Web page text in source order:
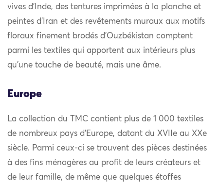
vives d’Inde, des tentures imprimées à la planche et
peintes d’Iran et des revêtements muraux aux motifs
floraux finement brodés d’Ouzbékistan comptent
parmi les textiles qui apportent aux intérieurs plus
qu’une touche de beauté, mais une âme.
Europe
La collection du TMC contient plus de 1 000 textiles
de nombreux pays d’Europe, datant du XVIIe au XXe
siècle. Parmi ceux-ci se trouvent des pièces destinées
à des fins ménagères au profit de leurs créateurs et
de leur famille, de même que quelques étoffes